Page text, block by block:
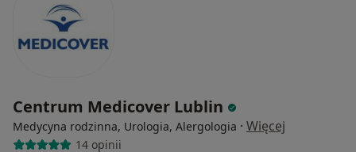
Centrum Medicover Lublin
Medycyna rodzinna, Urologia, Alergologia · Więcej
14 opinii